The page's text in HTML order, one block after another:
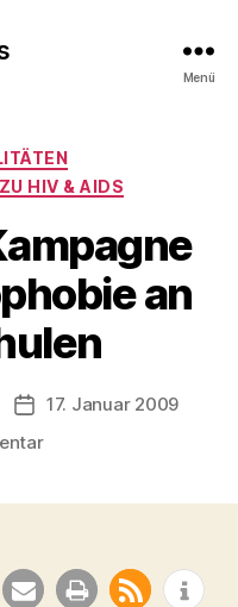
Menü
HIV & AIDS
an
Beitragsdatum
17. Januar 2009
zu
an
Hochschulen